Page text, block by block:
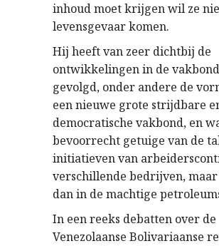
inhoud moet krijgen wil ze
levensgevaar komen.
Hij heeft van zeer dichtbij de
ontwikkelingen in de
gevolgd, onder andere de
een nieuwe grote strijdbare
democratische vakbond, en
bevoorrecht getuige van de
initiatieven van
verschillende bedrijven,
dan in de machtige
In een reeks debatten over de
Venezolaanse Bolivariaanse